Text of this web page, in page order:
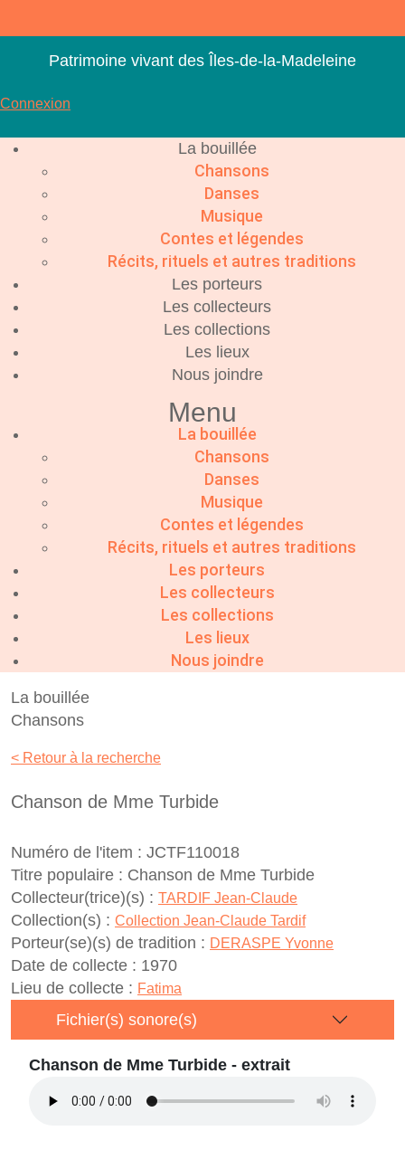
contenu
Patrimoine vivant des Îles-de-la-Madeleine
Connexion
La bouillée
Chansons
Danses
Musique
Contes et légendes
Récits, rituels et autres traditions
Les porteurs
Les collecteurs
Les collections
Les lieux
Nous joindre
Menu
La bouillée
Chansons
Danses
Musique
Contes et légendes
Récits, rituels et autres traditions
Les porteurs
Les collecteurs
Les collections
Les lieux
Nous joindre
La bouillée
Chansons
< Retour à la recherche
Chanson de Mme Turbide
Numéro de l'item : JCTF110018
Titre populaire : Chanson de Mme Turbide
Collecteur(trice)(s) : TARDIF Jean-Claude
Collection(s) : Collection Jean-Claude Tardif
Porteur(se)(s) de tradition : DERASPE Yvonne
Date de collecte : 1970
Lieu de collecte : Fatima
Fichier(s) sonore(s)
Chanson de Mme Turbide - extrait